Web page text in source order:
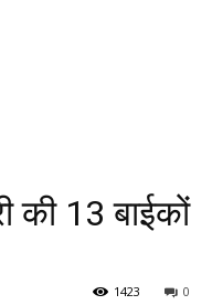
की 13 बाईकों
0
1423